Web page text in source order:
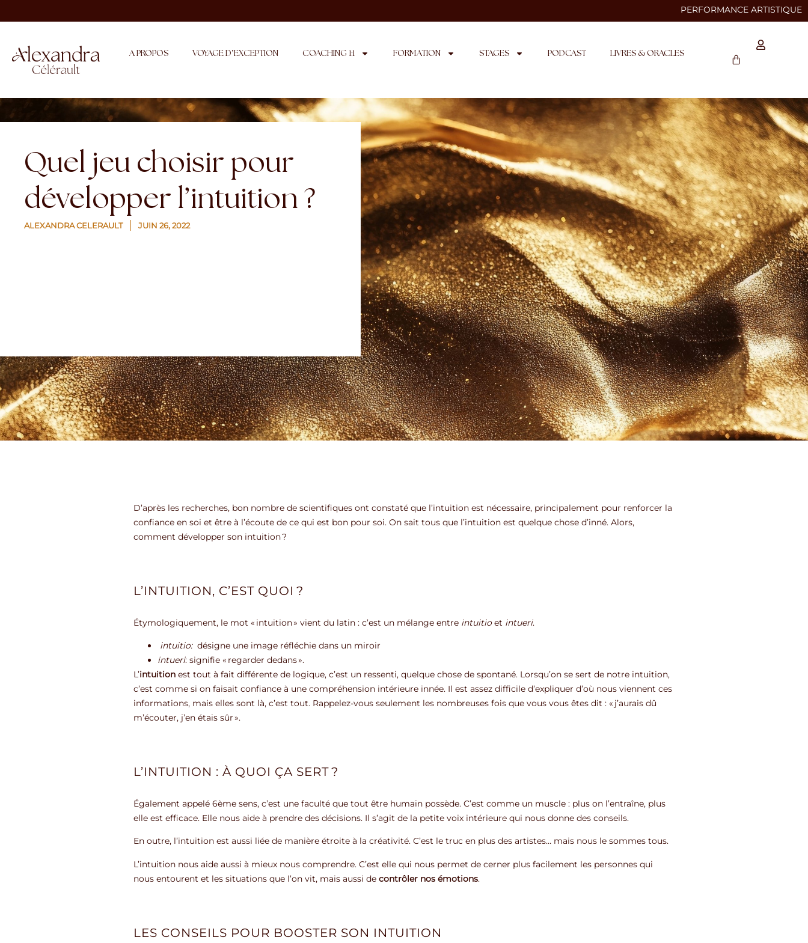
PERFORMANCE ARTISTIQUE
A PROPOS VOYAGE D’EXCEPTION COACHING 1:1 FORMATION STAGES PODCAST LIVRES & ORACLES
Quel jeu choisir pour
développer l’intuition ?
ALEXANDRA CELERAULT JUIN 26, 2022
D’après les recherches, bon nombre de scientifiques ont constaté que l’intuition est nécessaire, principalement pour renforcer la
confiance en soi et être à l’écoute de ce qui est bon pour soi. On sait tous que l’intuition est quelque chose d’inné. Alors,
comment développer son intuition ?
L’INTUITION, C’EST QUOI ?
Étymologiquement, le mot « intuition » vient du latin : c’est un mélange entre intuitioet intueri.
intuitio:désigne une image réfléchie dans un miroir
intueri: signifie « regarder dedans ».
L’intuition est tout à fait différente de logique, c’est un ressenti, quelque chose de spontané. Lorsqu’on se sert de notre intuition,
c’est comme si on faisait confiance à une compréhension intérieure innée. Il est assez difficile d’expliquer d’où nous viennent ces
informations, mais elles sont là, c’est tout. Rappelez-vous seulement les nombreuses fois que vous vous êtes dit : « j’aurais dû
m’écouter, j’en étais sûr ».
L’INTUITION : À QUOI ÇA SERT ?
Également appelé 6ème sens, c’est une faculté que tout être humain possède. C’est comme un muscle : plus on l’entraîne, plus
elle est efficace. Elle nous aide à prendre des décisions. Il s’agit de la petite voix intérieure qui nous donne des conseils.
En outre, l’intuition est aussi liée de manière étroite à la créativité. C’est le truc en plus des artistes… mais nous le sommes tous.
L’intuition nous aide aussi à mieux nous comprendre. C’est elle qui nous permet de cerner plus facilement les personnes qui
nous entourent et les situations que l’on vit, mais aussi de contrôler nos émotions.
LES CONSEILS POUR BOOSTER SON INTUITION